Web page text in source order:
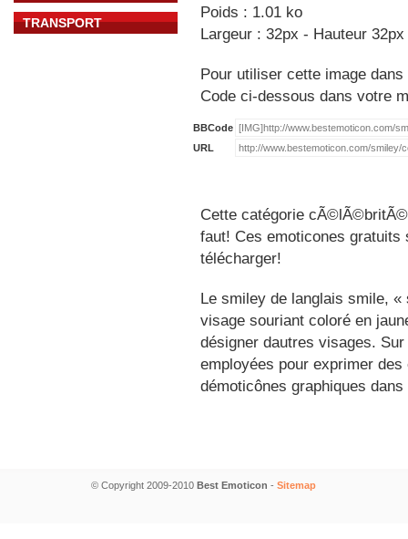
TRANSPORT
Poids : 1.01 ko
Largeur : 32px - Hauteur 32px
Pour utiliser cette image
Code ci-dessous dans votre
BBCode
URL
Cette catégorie
faut! Ces emoticones
télécharger!
Le smiley de langlais smile,
visage souriant coloré en
désigner dautres visages.
employées pour exprimer
démoticônes graphiques
© Copyright 2009-2010 Best Emoticon - Sitemap